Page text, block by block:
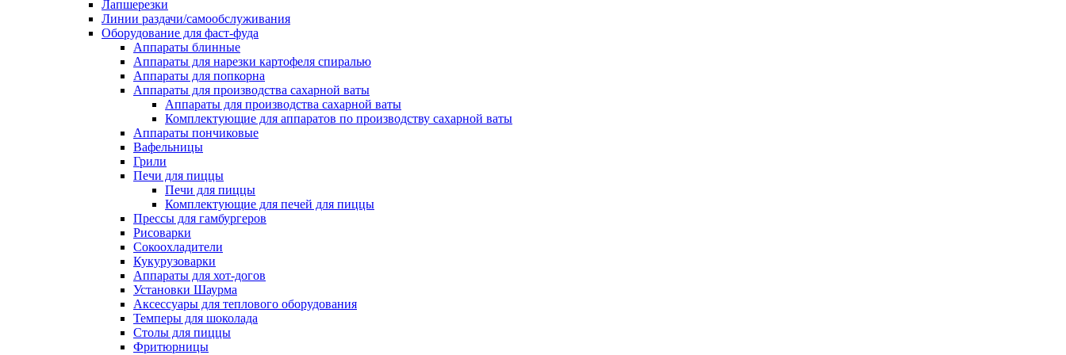
Лапшерезки
Линии раздачи/самообслуживания
Оборудование для фаст-фуда
Аппараты блинные
Аппараты для нарезки картофеля спиралью
Аппараты для попкорна
Аппараты для производства сахарной ваты
Аппараты для производства сахарной ваты
Комплектующие для аппаратов по производству сахарной ваты
Аппараты пончиковые
Вафельницы
Грили
Печи для пиццы
Печи для пиццы
Комплектующие для печей для пиццы
Прессы для гамбургеров
Рисоварки
Сокоохладители
Кукурузоварки
Аппараты для хот-догов
Установки Шаурма
Аксессуары для теплового оборудования
Темперы для шоколада
Столы для пиццы
Фритюрницы